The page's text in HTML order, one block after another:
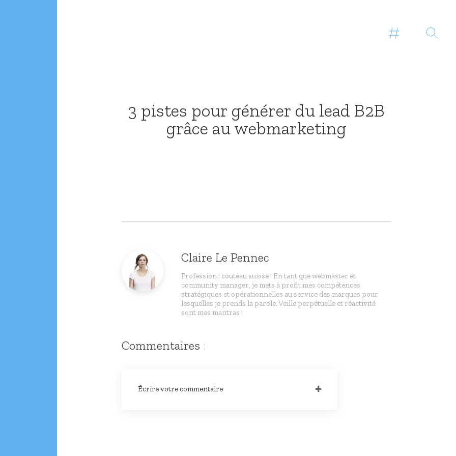
3 pistes pour générer du lead B2B
grâce au webmarketing
Claire Le Pennec
Profession : couteau suisse ! En tant que webmaster et
community manager, je mets à profit mes compétences
stratégiques et opérationnelles au service des marques pour
lesquelles je prends la parole. Veille perpétuelle et réactivité
sont mes mantras !
Commentaires :
Écrire votre commentaire